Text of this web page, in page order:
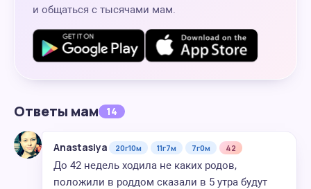
и общаться с тысячами мам.
Ответы мам 14
Anastasiya 20г10м 11г7м 7г0м 42
До 42 недель ходила не каких родов,
положили в роддом сказали в 5 утра будут